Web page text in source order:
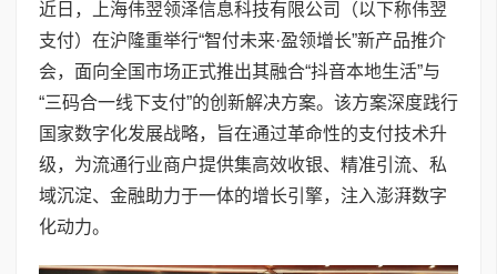
近日，上海伟翌领泽信息科技有限公司（以下称伟翌
支付）在沪隆重举行“智付未来·盈领增长”新产品推介
会，面向全国市场正式推出其融合“抖音本地生活”与
“三码合一线下支付”的创新解决方案。该方案深度践行
国家数字化发展战略，旨在通过革命性的支付技术升
级，为流通行业商户提供集高效收银、精准引流、私
域沉淀、金融助力于一体的增长引擎，注入澎湃数字
化动力。